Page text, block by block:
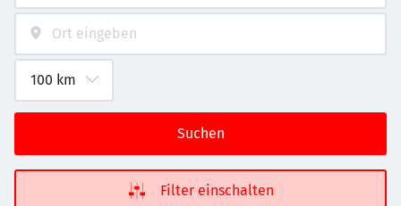
Suchen
Filter einschalten